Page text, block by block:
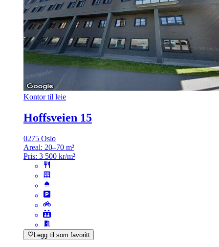
Kontor til leie
Hoffsveien 15
0275 Oslo
Areal: 20–70 m²
Pris: 3 500 kr/m²
Legg til som favoritt